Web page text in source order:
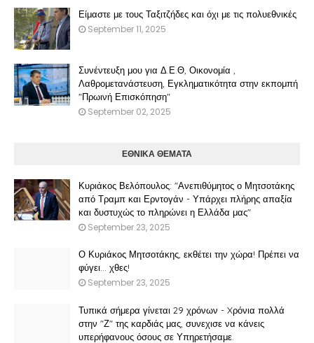
Είμαστε με τους Ταξιτζήδες και όχι με τις πολυεθνικές
September 11, 2025
Συνέντευξη μου για Δ.Ε.Θ, Οικονομία ,
Λαθρομετανάστευση, Εγκληματικότητα στην εκπομπή
"Πρωινή Επισκόπηση"
September 02, 2025
ΕΘΝΙΚΑ ΘΕΜΑΤΑ
Κυριάκος Βελόπουλος: "Ανεπιθύμητος ο Μητσοτάκης
από Τραμπ και Ερντογάν - Υπάρχει πλήρης απαξία
και δυστυχώς το πληρώνει η Ελλάδα μας"
September 23, 2025
Ο Κυριάκος Μητσοτάκης, εκθέτει την χώρα! Πρέπει να
φύγει… χθες!
September 23, 2025
Τυπικά σήμερα γίνεται 29 χρόνων - Xρόνια πολλά
στην "Ζ" της καρδιάς μας, συνεχισε να κάνεις
υπερήφανους όσους σε Υπηρετήσαμε.